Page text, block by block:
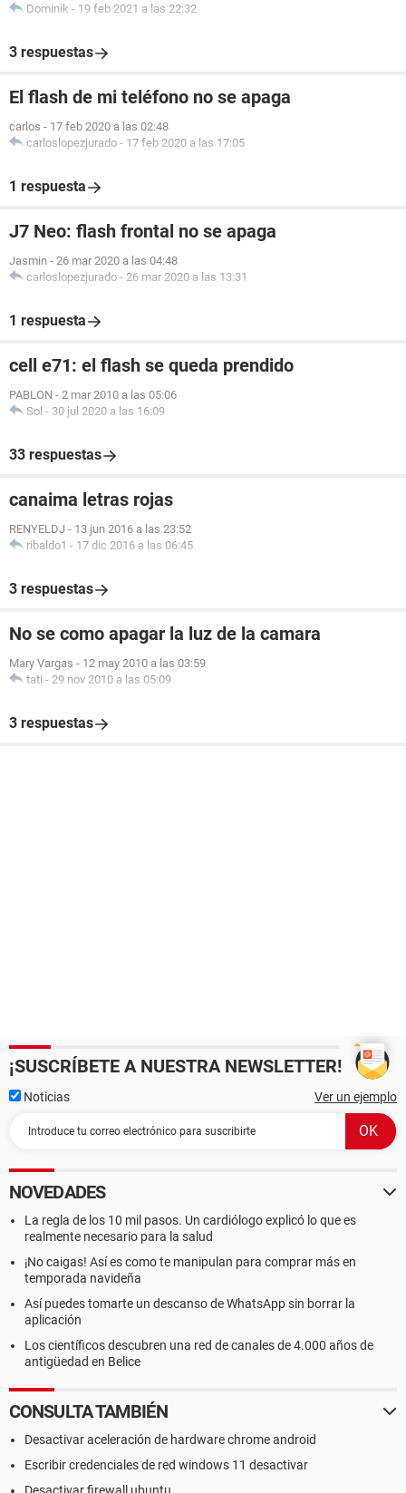
Dominik - 19 feb 2021 a las 22:32
3 respuestas
El flash de mi teléfono no se apaga
carlos - 17 feb 2020 a las 02:48
carloslopezjurado - 17 feb 2020 a las 17:05
1 respuesta
J7 Neo: flash frontal no se apaga
Jasmin - 26 mar 2020 a las 04:48
carloslopezjurado - 26 mar 2020 a las 13:31
1 respuesta
cell e71: el flash se queda prendido
PABLON - 2 mar 2010 a las 05:06
Sol - 30 jul 2020 a las 16:09
33 respuestas
canaima letras rojas
RENYELDJ - 13 jun 2016 a las 23:52
ribaldo1 - 17 dic 2016 a las 06:45
3 respuestas
No se como apagar la luz de la camara
Mary Vargas - 12 may 2010 a las 03:59
tati - 29 nov 2010 a las 05:09
3 respuestas
¡SUSCRÍBETE A NUESTRA NEWSLETTER!
Noticias Ver un ejemplo
NOVEDADES
La regla de los 10 mil pasos. Un cardiólogo explicó lo que es
realmente necesario para la salud
¡No caigas! Así es como te manipulan para comprar más en
temporada navideña
Así puedes tomarte un descanso de WhatsApp sin borrar la
aplicación
Los científicos descubren una red de canales de 4.000 años de
antigüedad en Belice
CONSULTA TAMBIÉN
Desactivar aceleración de hardware chrome android
Escribir credenciales de red windows 11 desactivar